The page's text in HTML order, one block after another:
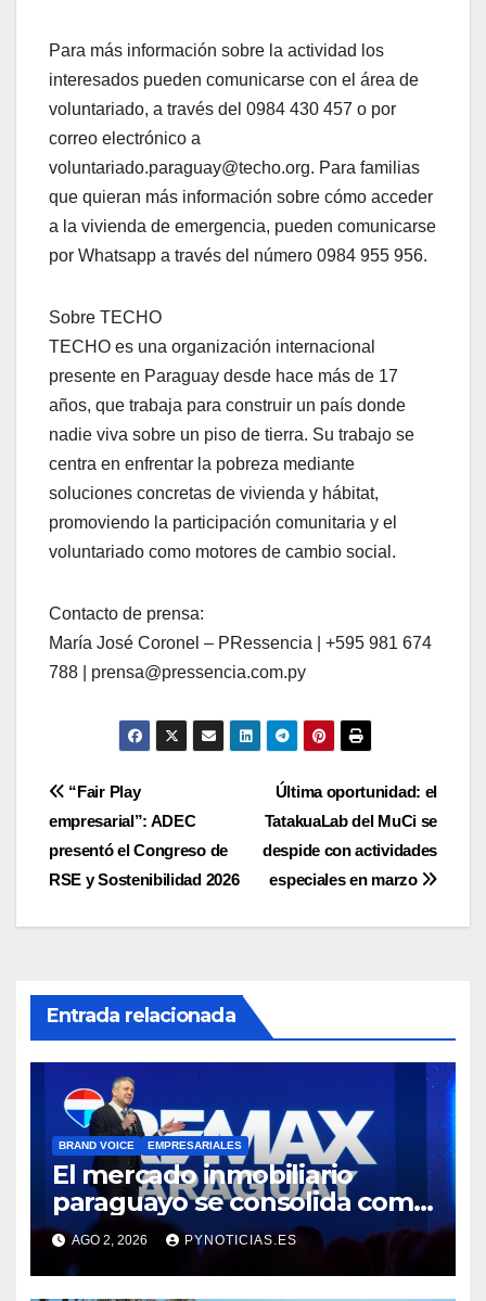
Para más información sobre la actividad los
interesados pueden comunicarse con el área de
voluntariado, a través del 0984 430 457 o por
correo electrónico a
voluntariado.paraguay@techo.org. Para familias
que quieran más información sobre cómo acceder
a la vivienda de emergencia, pueden comunicarse
por Whatsapp a través del número 0984 955 956.
Sobre TECHO
TECHO es una organización internacional
presente en Paraguay desde hace más de 17
años, que trabaja para construir un país donde
nadie viva sobre un piso de tierra. Su trabajo se
centra en enfrentar la pobreza mediante
soluciones concretas de vivienda y hábitat,
promoviendo la participación comunitaria y el
voluntariado como motores de cambio social.
Contacto de prensa:
María José Coronel – PRessencia | +595 981 674
788 | prensa@pressencia.com.py
Navegación
de
entradas
Última oportunidad: el
TatakuaLab del MuCi se
despide con actividades
especiales en marzo
“Fair Play
empresarial”: ADEC
presentó el Congreso de
RSE y Sostenibilidad 2026
Entrada relacionada
BRAND VOICE EMPRESARIALES
El mercado inmobiliario
paraguayo se consolida como
destino de inversión regional,
concluyen en Convención
REMAX
AGO 2, 2026 PYNOTICIAS.ES